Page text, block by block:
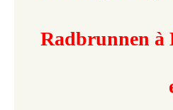
Radbrunnen à